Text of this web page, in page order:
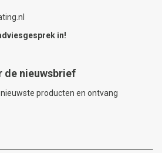
in!
de nieuwsbrief
producten en ontvang